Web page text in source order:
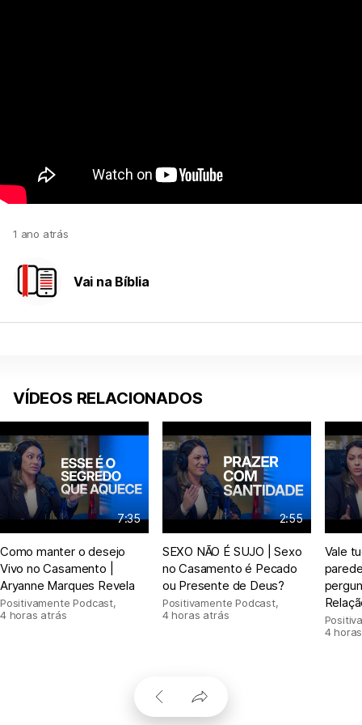
1 ano atrás
Vai na Bíblia
VÍDEOS RELACIONADOS
7:35
Como manter o desejo
Vivo no Casamento |
Aryanne Marques Revela
Positivamente Podcast,
4 horas atrás
2:55
SEXO NÃO É SUJO | Sexo
no Casamento é Pecado
ou Presente de Deus?
Positivamente Podcast,
4 horas atrás
Vale
4